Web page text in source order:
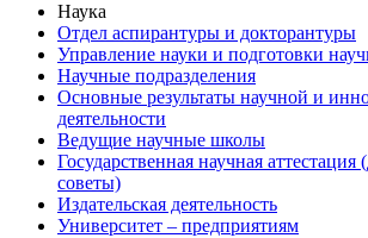
Наука
Отдел аспирантуры и докторантуры
Управление науки и подготовки
Научные подразделения
Основные результаты научной и
деятельности
Ведущие научные школы
Государственная научная
советы)
Издательская деятельность
Университет – предприятиям